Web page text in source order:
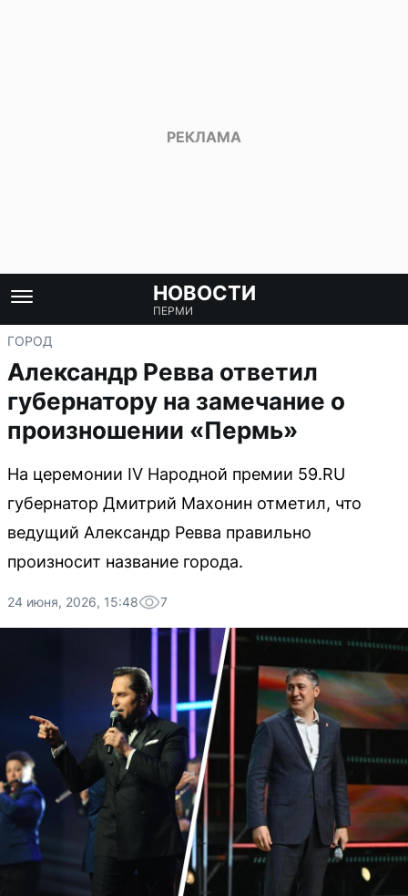
НОВОСТИ
ПЕРМИ
ГОРОД
Александр Ревва ответил
губернатору на замечание о
произношении «Пермь»
На церемонии IV Народной премии 59.RU
губернатор Дмитрий Махонин отметил, что
ведущий Александр Ревва правильно
произносит название города.
24 июня, 2026, 15:48 7